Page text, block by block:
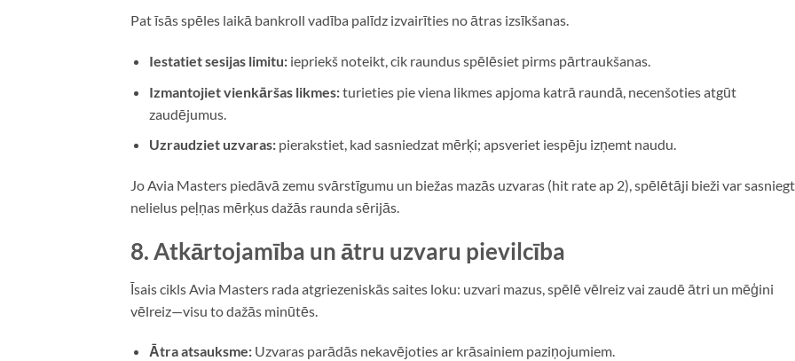
Pat īsās spēles laikā bankroll vadība palīdz izvairīties no ātras izsīkšanas.
Iestatiet sesijas limitu:iepriekš noteikt, cik raundus spēlēsiet pirms pārtraukšanas.
Izmantojiet vienkāršas likmes:turieties pie viena likmes apjoma katrā raundā, necenšoties atgūt
zaudējumus.
Uzraudziet uzvaras:pierakstiet, kad sasniedzat mērķi; apsveriet iespēju izņemt naudu.
Jo Avia Masters piedāvā zemu svārstīgumu un biežas mazās uzvaras (hit rate ap 2), spēlētāji bieži var sasniegt
nelielus peļņas mērķus dažās raunda sērijās.
8. Atkārtojamība un ātru uzvaru pievilcība
Īsais cikls Avia Masters rada atgriezeniskās saites loku: uzvari mazus, spēlē vēlreiz vai zaudē ātri un mēģini
vēlreiz—visu to dažās minūtēs.
Ātra atsauksme:Uzvaras parādās nekavējoties ar krāsainiem paziņojumiem.